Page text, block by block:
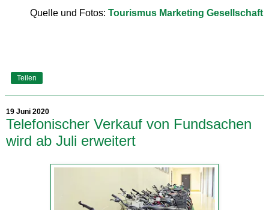
Quelle und Fotos: Tourismus Marketing Gesellschaft
Teilen
19 Juni 2020
Telefonischer Verkauf von Fundsachen
wird ab Juli erweitert